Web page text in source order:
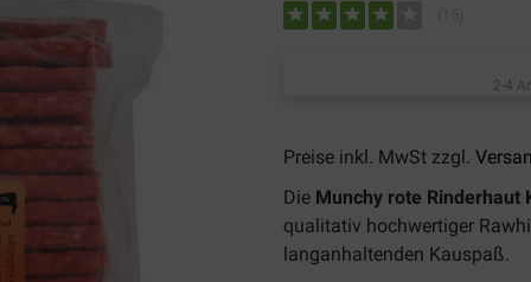
2-4
Preise inkl. MwSt zzgl.
Die Munchy rote
qualitativ hochwertiger
langanhaltenden Kauspaß.